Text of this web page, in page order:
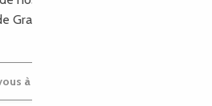
Granit Rose, inscrivez-vous à
à notre newsletter